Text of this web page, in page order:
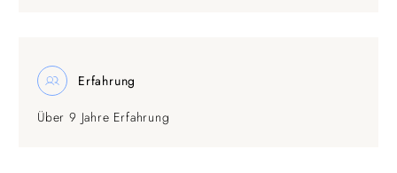
Erfahrung
Über 9 Jahre Erfahrung